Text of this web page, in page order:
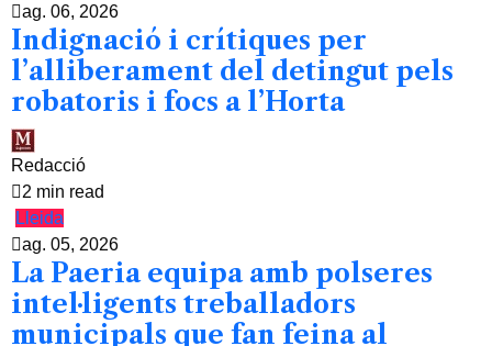
ag. 06, 2026
Indignació i crítiques per
l’alliberament del detingut pels
robatoris i focs a l’Horta
Redacció
2 min read
Lleida
ag. 05, 2026
La Paeria equipa amb polseres
intel·ligents treballadors
municipals que fan feina al